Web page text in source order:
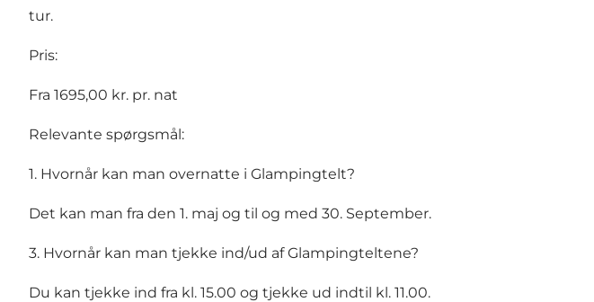
tur.
Pris:
Fra 1695,00 kr. pr. nat
Relevante spørgsmål:
1. Hvornår kan man overnatte i Glampingtelt?
Det kan man fra den 1. maj og til og med 30. September.
3. Hvornår kan man tjekke ind/ud af Glampingteltene?
Du kan tjekke ind fra kl. 15.00 og tjekke ud indtil kl. 11.00.